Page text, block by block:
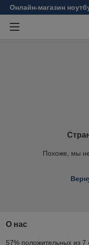
Онлайн-магазин
Похоже, мы
О нас
57% положительных из 7